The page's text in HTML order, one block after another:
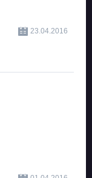
23.04.2016